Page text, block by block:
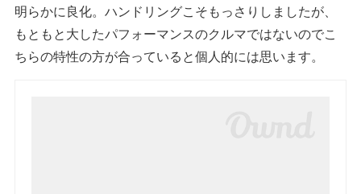
明らかに良化。ハンドリングこそもっさりしましたが、
もともと大したパフォーマンスのクルマではないのでこ
ちらの特性の方が合っていると個人的には思います。